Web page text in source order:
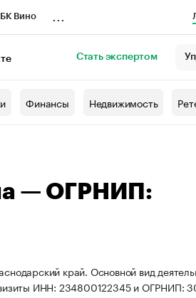
Вино
Стать экспертом
Финансы Недвижимость
— ОГРНИП:
край. Основной вид
ИНН: 234800122345 и ОГРНИП: